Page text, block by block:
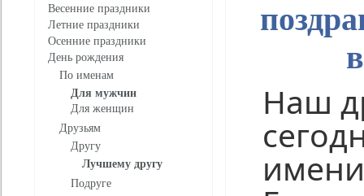
Весенние праздники
Летние праздники
Осенние праздники
День рождения
По именам
Для мужчин
Для женщин
Друзьям
Другу
Лучшему другу
Подруге
Наш